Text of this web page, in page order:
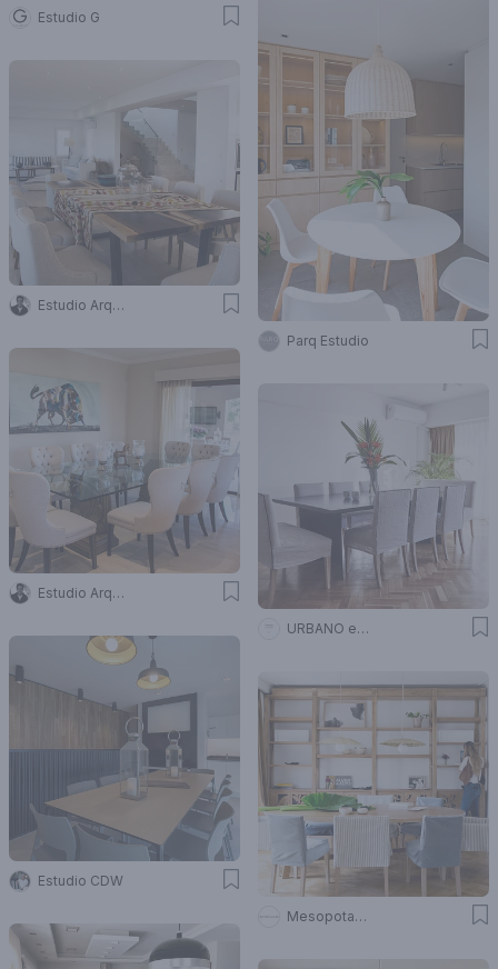
Estudio G
Parq Estudio
Estudio Arq Daniel Tarrio
URBANO estudio
Estudio Arq Daniel Tarrio
Mesopotamia Ba
Estudio CDW